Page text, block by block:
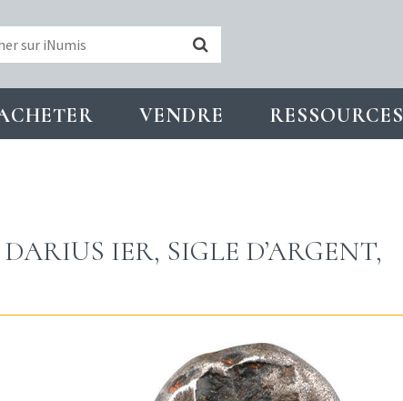
VENDRE RESSOURCES
IER, SIGLE D’ARGENT,